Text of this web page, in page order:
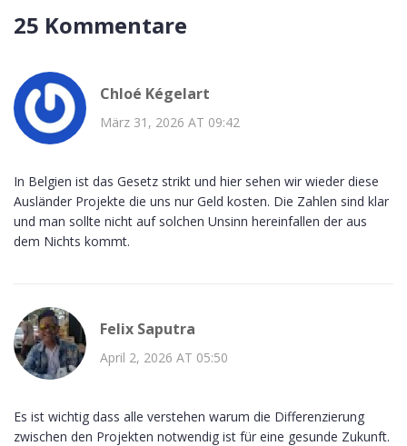
25 Kommentare
Chloé Kégelart
März 31, 2026 AT 09:42
In Belgien ist das Gesetz strikt und hier sehen wir wieder diese
Ausländer Projekte die uns nur Geld kosten. Die Zahlen sind klar
und man sollte nicht auf solchen Unsinn hereinfallen der aus
dem Nichts kommt.
Felix Saputra
April 2, 2026 AT 05:50
Es ist wichtig dass alle verstehen warum die Differenzierung
zwischen den Projekten notwendig ist für eine gesunde Zukunft.